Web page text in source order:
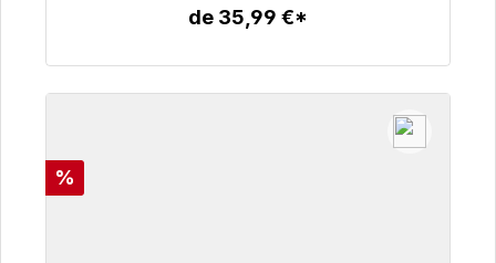
de 35,99 €*
Réduction
%